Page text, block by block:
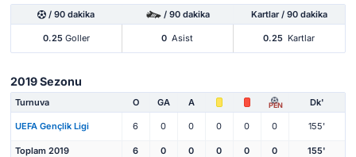
/ 90 dakika / 90 dakika Kartlar / 90 dakika
0.25Goller 0 Asist 0.25 Kartlar
2019 Sezonu
Turnuva O GA A PEN Dk'
UEFA Gençlik Ligi 6 0 0 0 0 0 155'
Toplam 2019 6 0 0 0 0 0 155'